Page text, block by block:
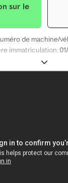
de machine/
immatriculation:
4x2
nombre de sièges:2,
TGX 18470 4x2
Ac Ajf 133 521
Semi-remorque